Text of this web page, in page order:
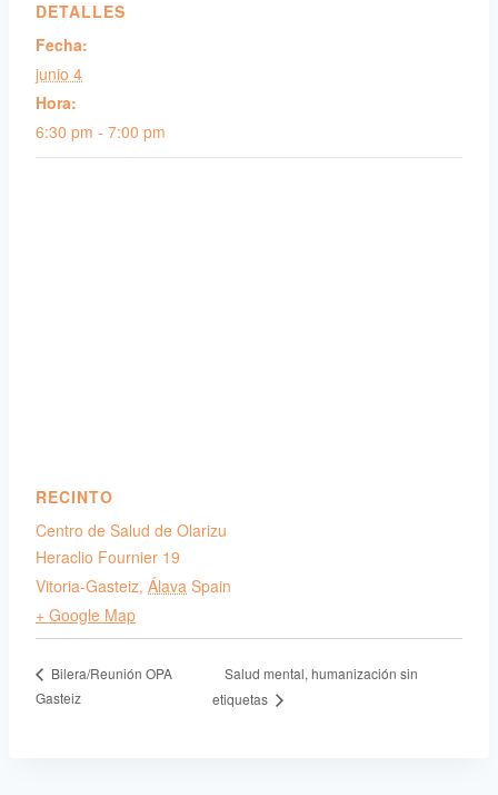
DETALLES
Fecha:
junio 4
Hora:
6:30 pm - 7:00 pm
RECINTO
Centro de Salud de Olarizu
Heraclio Fournier 19
Vitoria-Gasteiz, Álava Spain
+ Google Map
Bilera/Reunión OPA
Gasteiz
Salud mental, humanización sin
etiquetas